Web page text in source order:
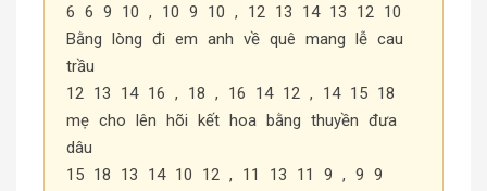
6 6 9 10 , 10 9 10 , 12 13 14 13 12 10
Bằng lòng đi em anh về quê mang lễ cau
trầu
12 13 14 16 , 18 , 16 14 12 , 14 15 18
mẹ cho lên hõi kết hoa bằng thuyền đưa
dâu
15 18 13 14 10 12 , 11 13 11 9 , 9 9